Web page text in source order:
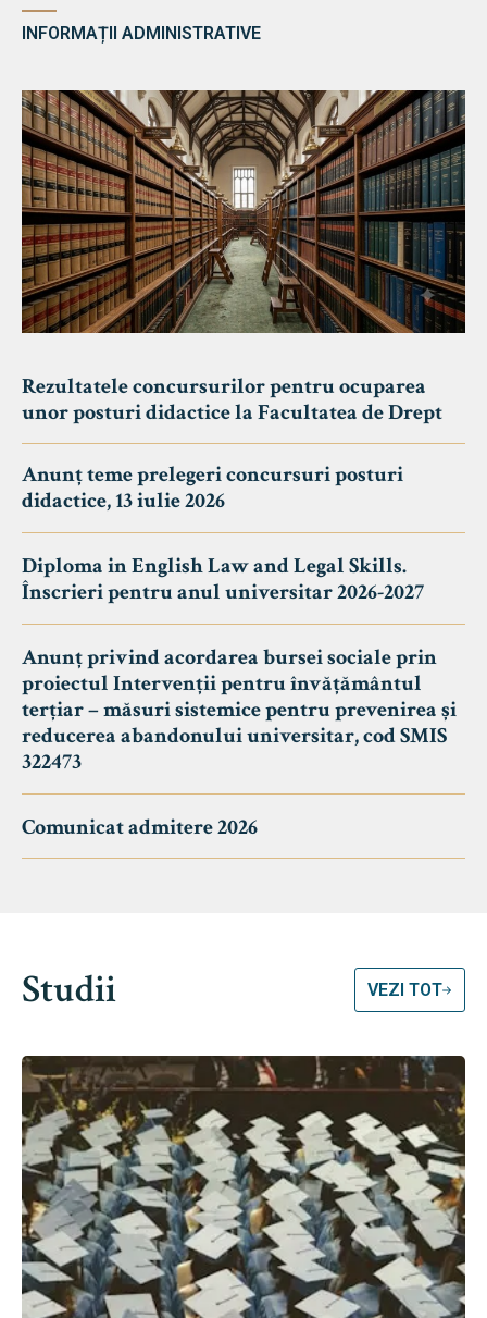
INFORMAȚII ADMINISTRATIVE
Rezultatele concursurilor pentru ocuparea
unor posturi didactice la Facultatea de Drept
Anunț teme prelegeri concursuri posturi
didactice, 13 iulie 2026
Diploma in English Law and Legal Skills.
Înscrieri pentru anul universitar 2026-2027
Anunț privind acordarea bursei sociale prin
proiectul Intervenții pentru învățământul
terțiar – măsuri sistemice pentru prevenirea și
reducerea abandonului universitar, cod SMIS
322473
Comunicat admitere 2026
Studii VEZI TOT